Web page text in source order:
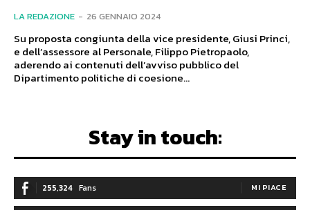
LA REDAZIONE - 26 GENNAIO 2024
Su proposta congiunta della vice presidente, Giusi Princi,
e dell’assessore al Personale, Filippo Pietropaolo,
aderendo ai contenuti dell’avviso pubblico del
Dipartimento politiche di coesione...
Stay in touch:
255,324 Fans MI PIACE